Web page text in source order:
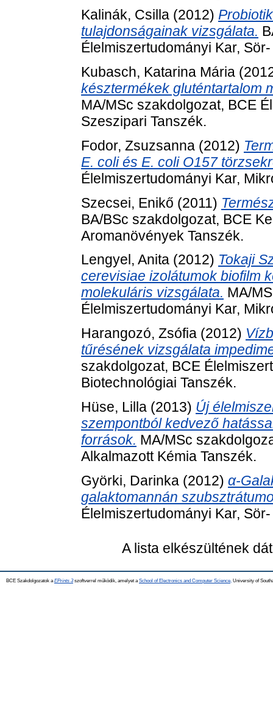
Kalinák, Csilla (2012)
tulajdonságainak vizsgálata.
Élelmiszertudományi Kar,
Kubasch, Katarina Mária
késztermékek gluténtartalom
MA/MSc szakdolgozat, BCE
Szeszipari Tanszék.
Fodor, Zsuzsanna (2012)
E. coli és E. coli O157
Élelmiszertudományi Kar,
Szecsei, Enikő (2011)
BA/BSc szakdolgozat, BCE
Aromanövények Tanszék.
Lengyel, Anita (2012) Tokaji
cerevisiae izolátumok biofilm
molekuláris vizsgálata. MA/
Élelmiszertudományi Kar,
Harangozó, Zsófia (2012)
tűrésének vizsgálata
szakdolgozat, BCE
Biotechnológiai Tanszék.
Hüse, Lilla (2013) Új
szempontból kedvező
források. MA/MSc
Alkalmazott Kémia Tanszék.
Györki, Darinka (2012) α-
galaktomannán
Élelmiszertudományi Kar,
A lista elkészültének
BCE Szakdolgozatok a EPrints 3szoftverrel működik, amelyet a School of Electronics and Computer Science, University of